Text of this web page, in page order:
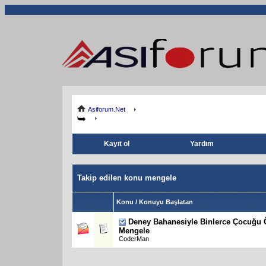
Asiforum.Net
Kayıt ol Yardım
Takip edilen konu mengele
Konu / Konuyu Başlatan
Deney Bahanesiyle Binlerce
Mengele
CoderMan